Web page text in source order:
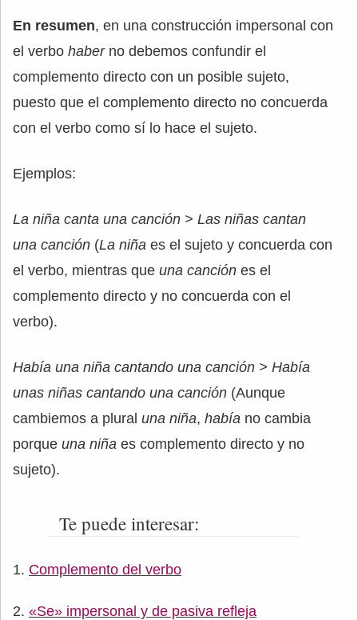
En resumen, en una construcción impersonal con
el verbo haberno debemos confundir el
complemento directo con un posible sujeto,
puesto que el complemento directo no concuerda
con el verbo como sí lo hace el sujeto.
Ejemplos:
La niña canta una canción > Las niñas cantan
una canción (La niña es el sujeto y concuerda con
el verbo, mientras que una canción es el
complemento directo y no concuerda con el
verbo).
Había una niña cantando una canción > Había
unas niñas cantando una canción (Aunque
cambiemos a plural una niña, había no cambia
porque una niña es complemento directo y no
sujeto).
Te puede interesar:
Complemento del verbo
«Se» impersonal y de pasiva refleja